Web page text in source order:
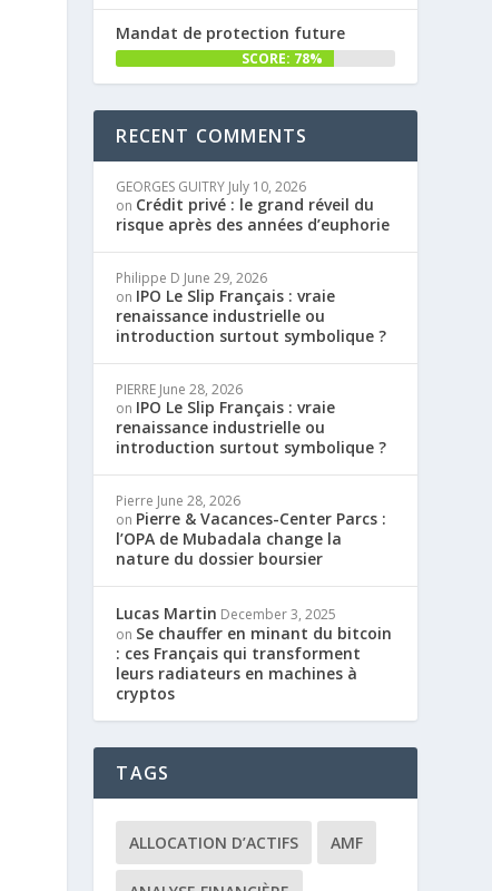
Mandat de protection future
SCORE: 78%
RECENT COMMENTS
GEORGES GUITRY July 10, 2026
on Crédit privé : le grand réveil du
risque après des années d’euphorie
Philippe D June 29, 2026
on IPO Le Slip Français : vraie
renaissance industrielle ou
introduction surtout symbolique ?
PIERRE June 28, 2026
on IPO Le Slip Français : vraie
renaissance industrielle ou
introduction surtout symbolique ?
Pierre June 28, 2026
on Pierre & Vacances-Center Parcs :
l’OPA de Mubadala change la
nature du dossier boursier
Lucas Martin December 3, 2025
on Se chauffer en minant du bitcoin
: ces Français qui transforment
leurs radiateurs en machines à
cryptos
TAGS
ALLOCATION D’ACTIFS AMF